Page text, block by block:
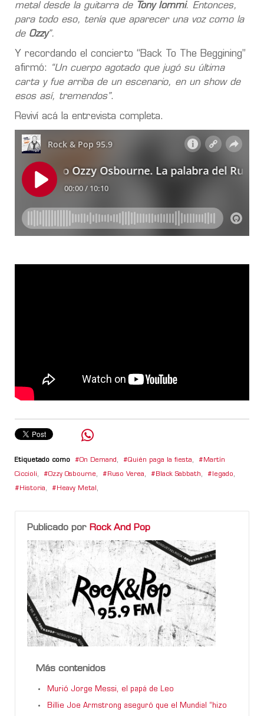
metal desde la guitarra de Tony Iommi. Entonces,
para todo eso, tenía que aparecer una voz como la
de Ozzy”.
Y recordando el concierto “Back To The Beggining”
afirmó:
“Un cuerpo agotado que jugó su última
carta y fue arriba de un escenario, en un show de
esos así, tremendos”.
Reviví acá la entrevista completa.
Etiquetado como On Demand , Quién paga la fiesta, Martín
Ciccioli, Ozzy Osbourne, Ruso Verea, Black Sabbath, legado,
Historia, Heavy Metal ,
Publicado por Rock And Pop
Más contenidos
Murió Jorge Messi, el papá de Leo
Billie Joe Armstrong aseguró que el Mundial “hizo